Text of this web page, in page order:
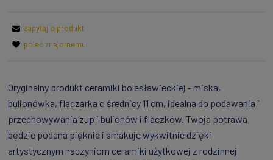
zapytaj o produkt
poleć znajomemu
Oryginalny produkt ceramiki bolesławieckiej - miska,
bulionówka, flaczarka o średnicy 11 cm, idealna do podawania i
przechowywania zup i bulionów i flaczków. Twoja potrawa
będzie podana pięknie i smakuje wykwitnie dzięki
artystycznym naczyniom ceramiki użytkowej z rodzinnej